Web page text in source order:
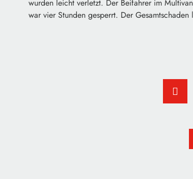
wurden leicht verletzt. Der Beifahrer im
war vier Stunden gesperrt. Der